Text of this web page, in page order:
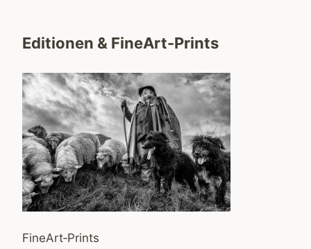
Editionen & FineArt-Prints
FineArt‑Prints